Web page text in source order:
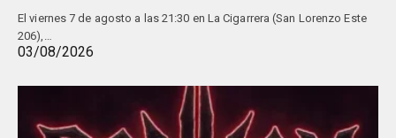
El viernes 7 de agosto a las 21:30 en La Cigarrera (San Lorenzo Este
206),…
03/08/2026